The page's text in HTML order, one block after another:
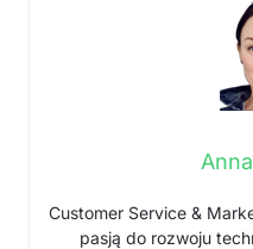
Customer Service &
pasją do rozwoju